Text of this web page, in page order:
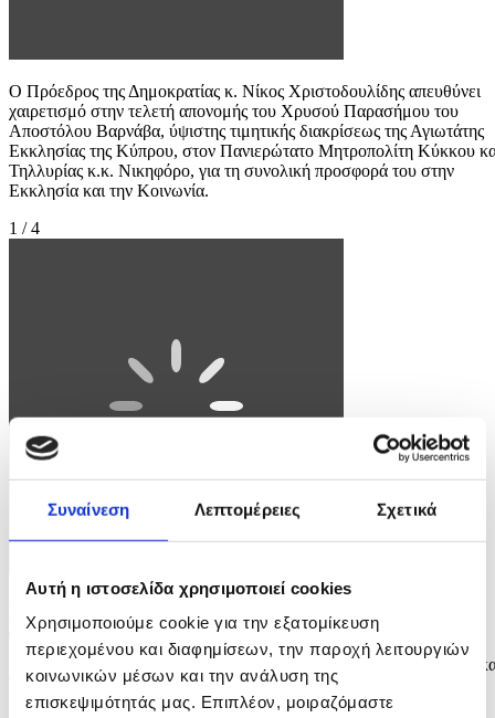
Συναίνεση Λεπτομέρειες Σχετικά
Αυτή η ιστοσελίδα χρησιμοποιεί cookies
Χρησιμοποιούμε cookie για την εξατομίκευση
περιεχομένου και διαφημίσεων, την παροχή λειτουργιών
κοινωνικών μέσων και την ανάλυση της
επισκεψιμότητάς μας. Επιπλέον, μοιραζόμαστε
Ο Πρόεδρος της Δημοκρατίας κ. Νίκος Χριστοδουλίδης απευθύνει
χαιρετισμό στην τελετή απονομής του Χρυσού Παρασήμου του
Αποστόλου Βαρνάβα, ύψιστης τιμητικής διακρίσεως της Αγιωτάτης
Εκκλησίας της Κύπρου, στον Πανιερώτατο Μητροπολίτη Κύκκου
Τηλλυρίας κ.κ. Νικηφόρο, για τη συνολική προσφορά του στην
Εκκλησία και την Κοινωνία.
1 / 4
χαιρετισμό στην τελετή απονομής του Χρυσού Παρασήμου του
Αποστόλου Βαρνάβα, ύψιστης τιμητικής διακρίσεως της Αγιωτάτης
Εκκλησίας της Κύπρου, στον Πανιερώτατο Μητροπολίτη Κύκκου
Τηλλυρίας κ.κ. Νικηφόρο, για τη συνολική προσφορά του στην
Εκκλησία και την Κοινωνία.